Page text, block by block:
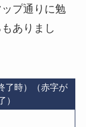
プ通りに勉
ありまし
了時）（赤字が
）